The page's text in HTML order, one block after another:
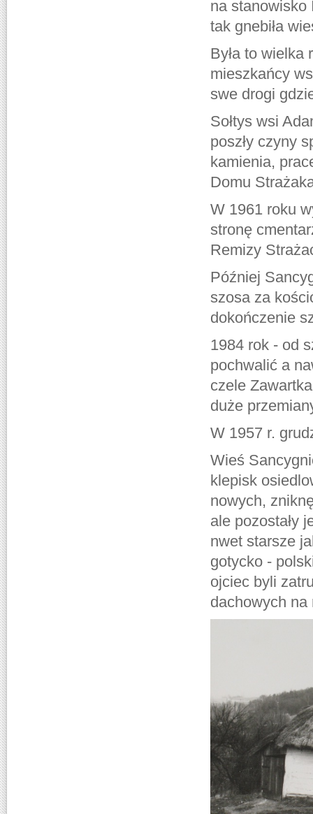
na stanowisko
tak gnebiła
Była to wielka
mieszkańcy
swe drogi
Sołtys wsi
poszły czyny
kamienia,
Domu
W 1961 roku
stronę
Remizy
Później
szosa za
dokończenie
1984 rok - od
pochwalić a
czele
duże
W 1957 r.
Wieś
klepisk
nowych,
ale pozostały
nwet starsze
gotycko -
ojciec byli
dachowych